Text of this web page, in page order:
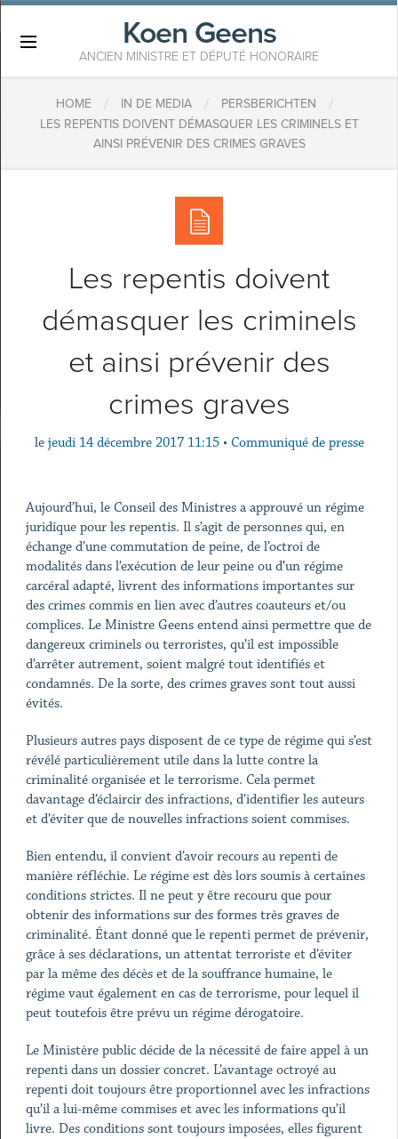
Koen Geens
ANCIEN MINISTRE ET DÉPUTÉ HONORAIRE
HOME / IN DE MEDIA / PERSBERICHTEN /
LES REPENTIS DOIVENT DÉMASQUER LES CRIMINELS ET
AINSI PRÉVENIR DES CRIMES GRAVES
Les repentis doivent
démasquer les criminels
et ainsi prévenir des
crimes graves
le jeudi 14 décembre 2017 11:15 • Communiqué de presse
Aujourd’hui, le Conseil des Ministres a approuvé un régime
juridique pour les repentis. Il s’agit de personnes qui, en
échange d’une commutation de peine, de l’octroi de
modalités dans l’exécution de leur peine ou d’un régime
carcéral adapté, livrent des informations importantes sur
des crimes commis en lien avec d’autres coauteurs et/ou
complices. Le Ministre Geens entend ainsi permettre que de
dangereux criminels ou terroristes, qu’il est impossible
d’arrêter autrement, soient malgré tout identifiés et
condamnés. De la sorte, des crimes graves sont tout aussi
évités.
Plusieurs autres pays disposent de ce type de régime qui s’est
révélé particulièrement utile dans la lutte contre la
criminalité organisée et le terrorisme. Cela permet
davantage d’éclaircir des infractions, d’identifier les auteurs
et d’éviter que de nouvelles infractions soient commises.
Bien entendu, il convient d’avoir recours au repenti de
manière réfléchie. Le régime est dès lors soumis à certaines
conditions strictes. Il ne peut y être recouru que pour
obtenir des informations sur des formes très graves de
criminalité. Étant donné que le repenti permet de prévenir,
grâce à ses déclarations, un attentat terroriste et d’éviter
par la même des décès et de la souffrance humaine, le
régime vaut également en cas de terrorisme, pour lequel il
peut toutefois être prévu un régime dérogatoire.
Le Ministère public décide de la nécessité de faire appel à un
repenti dans un dossier concret. L’avantage octroyé au
repenti doit toujours être proportionnel avec les infractions
qu’il a lui-même commises et avec les informations qu’il
livre. Des conditions sont toujours imposées, elles figurent